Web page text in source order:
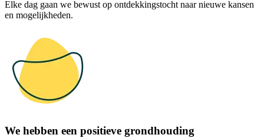
Elke dag gaan we bewust op ontdekkingstocht naar nieuwe kansen
en mogelijkheden.
We hebben een positieve grondhouding